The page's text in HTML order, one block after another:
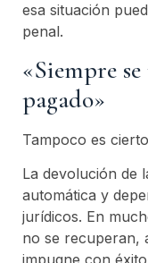
esa situación
penal.
«Siempre
pagado»
Tampoco es
La devolución de
automática y
jurídicos. En
no se recuperan,